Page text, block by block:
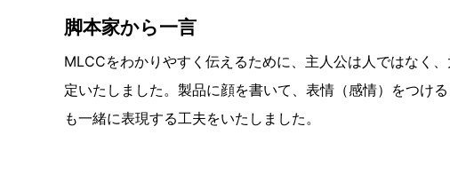
脚本家から一言
MLCCをわかりやすく伝えるために、主人公は人ではなく
定いたしました。製品に顔を書いて、表情（感情）をつけ
も一緒に表現する工夫をいたしました。